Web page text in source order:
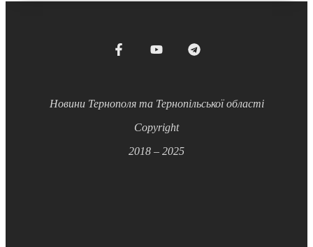
Новини Тернополя та Тернопільської області
Copyright
2018 – 2025